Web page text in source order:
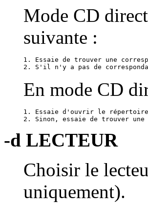
Mode CD
suivante :
1. Essaie de trouver une
2. S'il n'y a pas de
En mode CD
1. Essaie d'ouvrir le répertoire
2. Sinon, essaie de trouver
-d LECTEUR
Choisir le
uniquement).